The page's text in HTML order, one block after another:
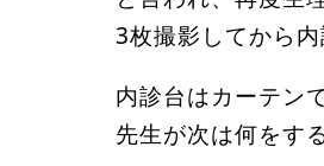
3枚撮影してから
内診台はカーテン
先生が次は何をす